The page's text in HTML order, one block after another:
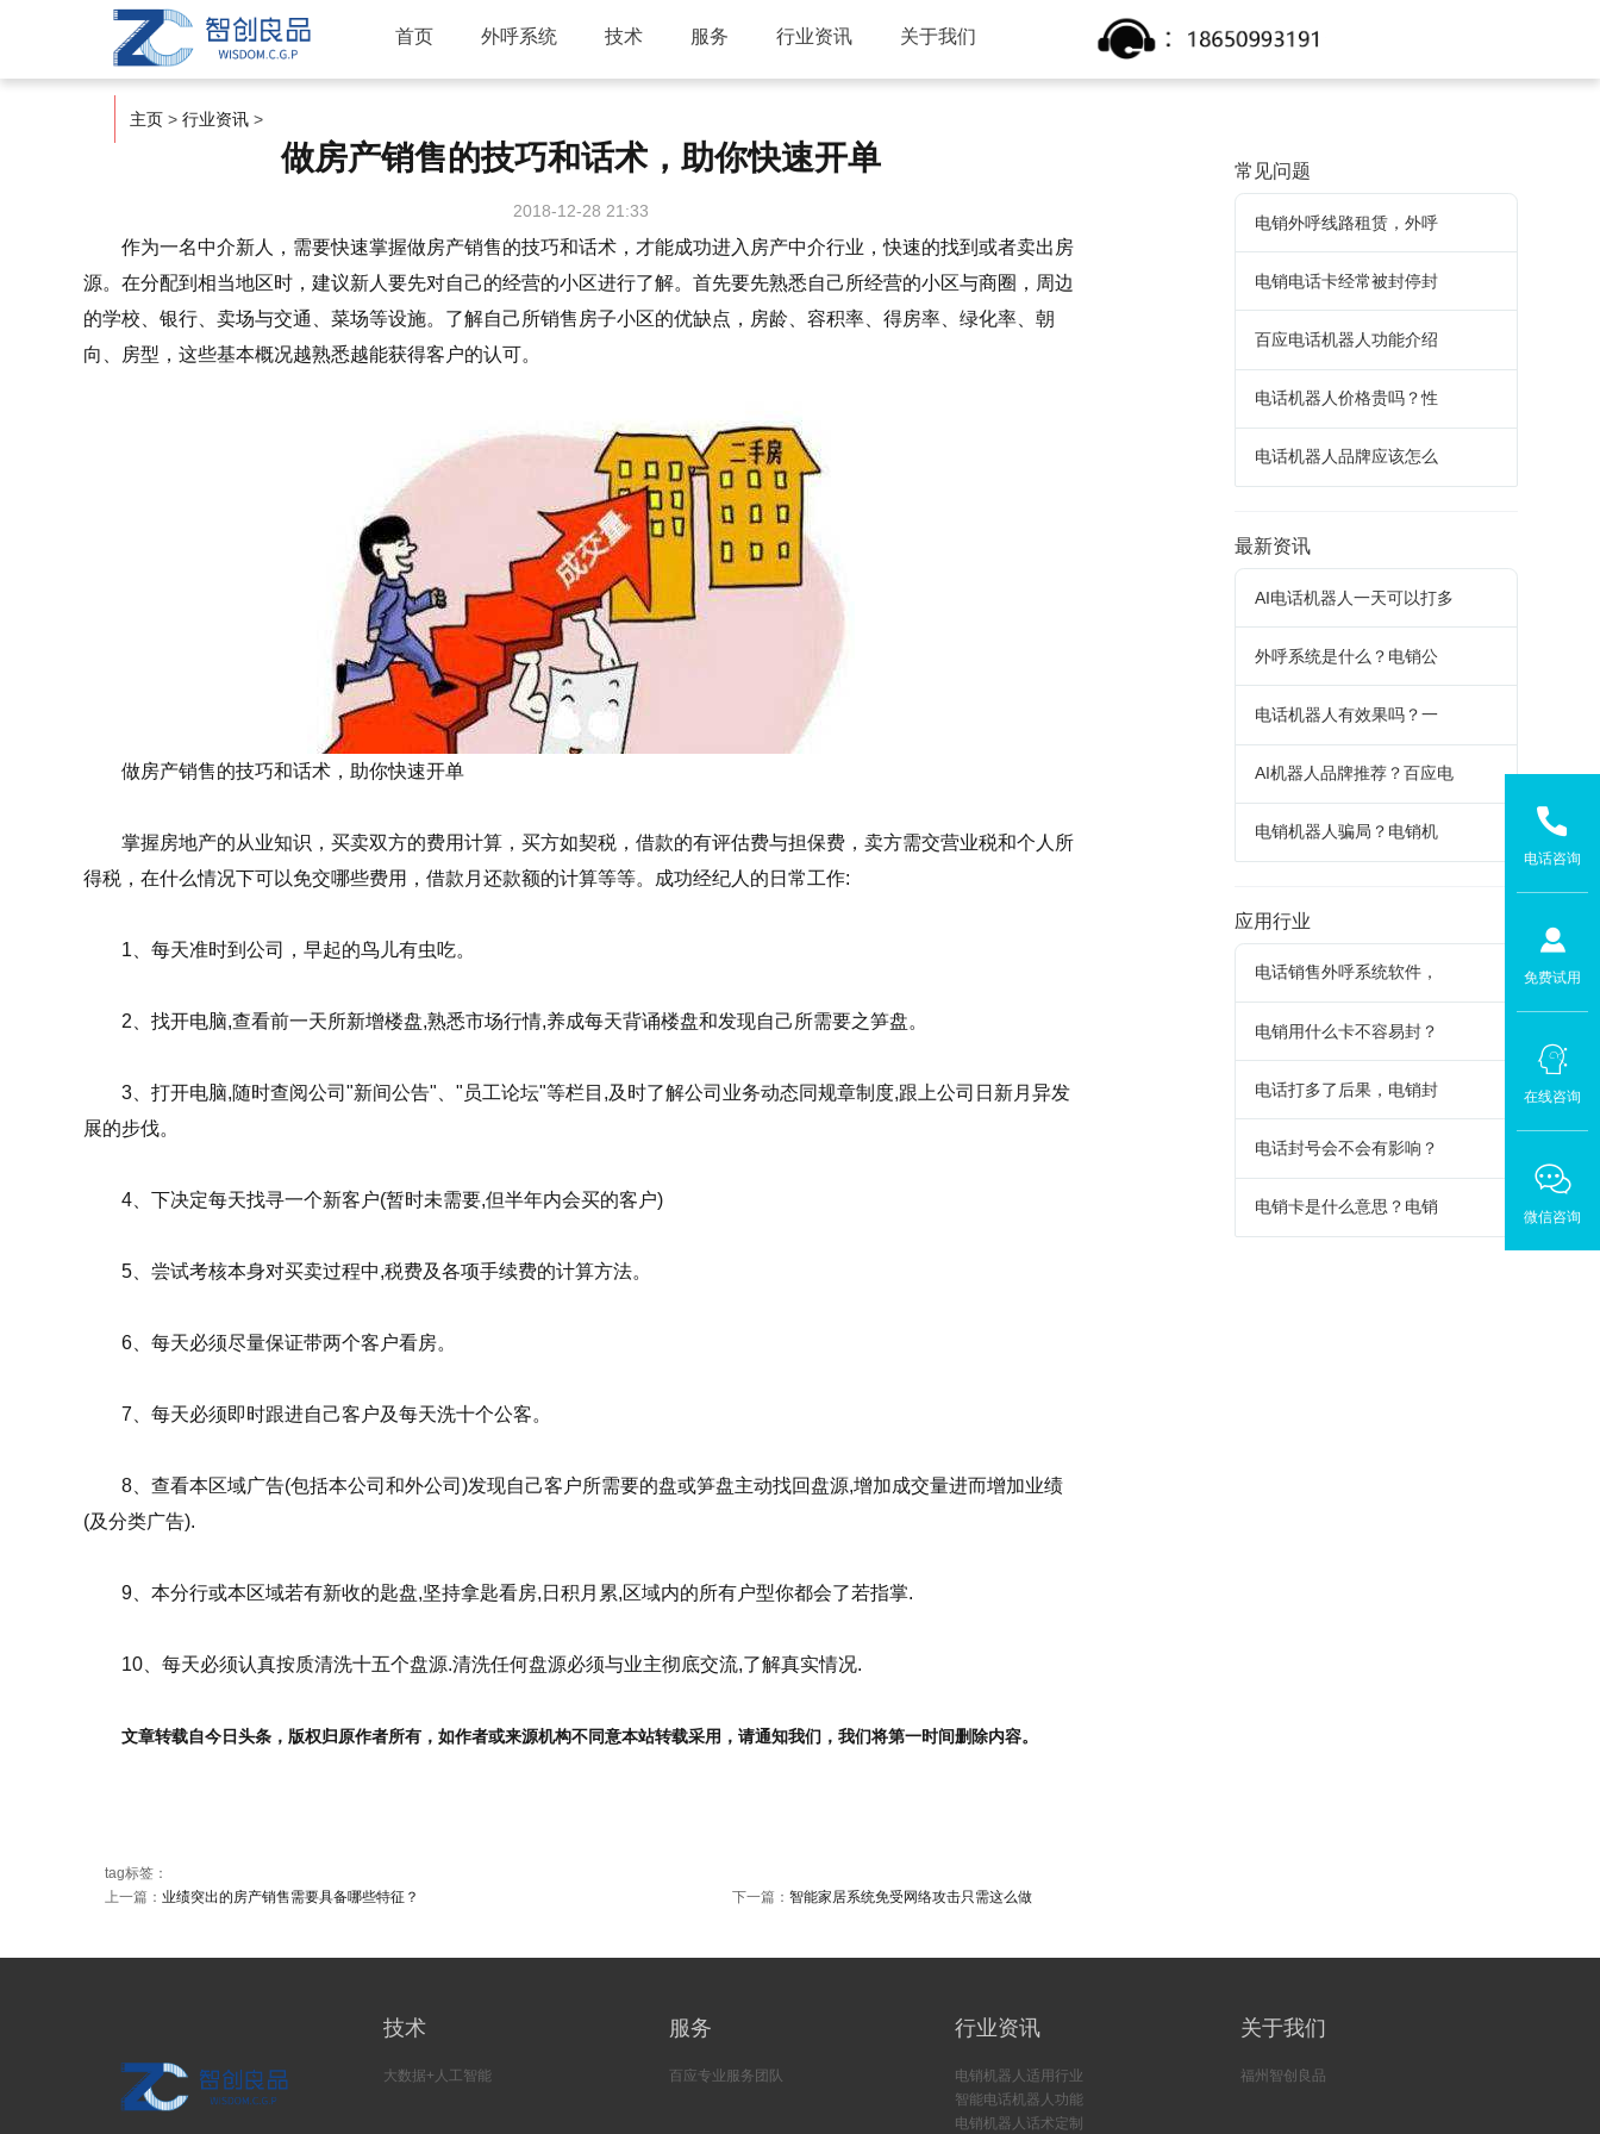
首页 外呼系统 技术 服务 行业资讯 关于我们
电话咨询
免费试用
在线咨询
微信咨询
主页 > 行业资讯 >
做房产销售的技巧和话术，助你快速开单
2018-12-28 21:33
作为一名中介新人，需要快速掌握做房产销售的技巧和话术，才能成功进入房产中介行业，快速的找到或者卖出房
源。在分配到相当地区时，建议新人要先对自己的经营的小区进行了解。首先要先熟悉自己所经营的小区与商圈，周边
的学校、银行、卖场与交通、菜场等设施。了解自己所销售房子小区的优缺点，房龄、容积率、得房率、绿化率、朝
向、房型，这些基本概况越熟悉越能获得客户的认可。
做房产销售的技巧和话术，助你快速开单
掌握房地产的从业知识，买卖双方的费用计算，买方如契税，借款的有评估费与担保费，卖方需交营业税和个人所
得税，在什么情况下可以免交哪些费用，借款月还款额的计算等等。成功经纪人的日常工作:
1、每天准时到公司，早起的鸟儿有虫吃。
2、找开电脑,查看前一天所新增楼盘,熟悉市场行情,养成每天背诵楼盘和发现自己所需要之笋盘。
3、打开电脑,随时查阅公司"新间公告"、"员工论坛"等栏目,及时了解公司业务动态同规章制度,跟上公司日新月异发
展的步伐。
4、下决定每天找寻一个新客户(暂时未需要,但半年内会买的客户)
5、尝试考核本身对买卖过程中,税费及各项手续费的计算方法。
6、每天必须尽量保证带两个客户看房。
7、每天必须即时跟进自己客户及每天洗十个公客。
8、查看本区域广告(包括本公司和外公司)发现自己客户所需要的盘或笋盘主动找回盘源,增加成交量进而增加业绩
(及分类广告).
9、本分行或本区域若有新收的匙盘,坚持拿匙看房,日积月累,区域内的所有户型你都会了若指掌.
10、每天必须认真按质清洗十五个盘源.清洗任何盘源必须与业主彻底交流,了解真实情况.
文章转载自今日头条，版权归原作者所有，如作者或来源机构不同意本站转载采用，请通知我们，我们将第一时间删除内容。
tag标签：
上一篇： 业绩突出的房产销售需要具备哪些特征？ 下一篇：智能家居系统免受网络攻击只需这么做
常见问题
电销外呼线路租赁，外呼
电销电话卡经常被封停封
百应电话机器人功能介绍
电话机器人价格贵吗？性
电话机器人品牌应该怎么
最新资讯
AI电话机器人一天可以打多
外呼系统是什么？电销公
电话机器人有效果吗？一
AI机器人品牌推荐？百应电
电销机器人骗局？电销机
应用行业
电话销售外呼系统软件，
电销用什么卡不容易封？
电话打多了后果，电销封
电话封号会不会有影响？
电销卡是什么意思？电销
技术
大数据+人工智能
服务
百应专业服务团队
行业资讯
电销机器人适用行业
智能电话机器人功能
电销机器人话术定制
关于我们
福州智创良品